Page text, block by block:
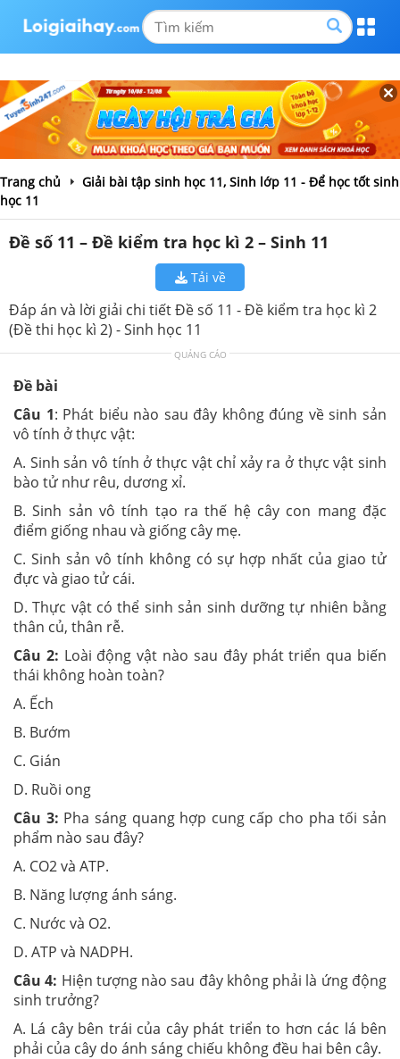
Trang chủ
Giải bài tập sinh học 11, Sinh lớp 11 - Để học tốt sinh
học 11
Đề số 11 – Đề kiểm tra học kì 2 – Sinh 11
Tải về
Đáp án và lời giải chi tiết Đề số 11 - Đề kiểm tra học kì 2
(Đề thi học kì 2) - Sinh học 11
QUẢNG CÁO
Đề bài
Câu 1: Phát biểu nào sau đây không đúng về sinh sản
vô tính ở thực vật:
A. Sinh sản vô tính ở thực vật chỉ xảy ra ở thực vật sinh
bào tử như rêu, dương xỉ.
B. Sinh sản vô tính tạo ra thế hệ cây con mang đặc
điểm giống nhau và giống cây mẹ.
C. Sinh sản vô tính không có sự hợp nhất của giao tử
đực và giao tử cái.
D. Thực vật có thể sinh sản sinh dưỡng tự nhiên bằng
thân củ, thân rễ.
Câu 2: Loài động vật nào sau đây phát triển qua biến
thái không hoàn toàn?
A. Ếch
B. Bướm
C. Gián
D. Ruồi ong
Câu 3: Pha sáng quang hợp cung cấp cho pha tối sản
phẩm nào sau đây?
A. CO2 và ATP.
B. Năng lượng ánh sáng.
C. Nước và O2.
D. ATP và NADPH.
Câu 4: Hiện tượng nào sau đây không phải là ứng động
sinh trưởng?
A. Lá cây bên trái của cây phát triển to hơn các lá bên
phải của cây do ánh sáng chiếu không đều hai bên cây.